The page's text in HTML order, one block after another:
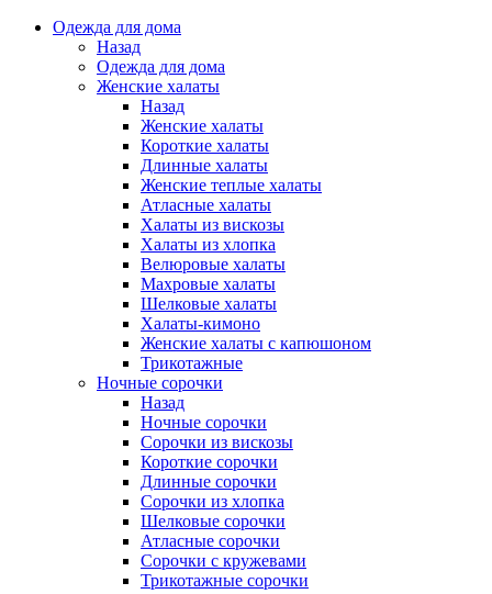
Одежда для дома
Назад
Одежда для дома
Женские халаты
Назад
Женские халаты
Короткие халаты
Длинные халаты
Женские теплые халаты
Атласные халаты
Халаты из вискозы
Халаты из хлопка
Велюровые халаты
Махровые халаты
Шелковые халаты
Халаты-кимоно
Женские халаты с капюшоном
Трикотажные
Ночные сорочки
Назад
Ночные сорочки
Сорочки из вискозы
Короткие сорочки
Длинные сорочки
Сорочки из хлопка
Шелковые сорочки
Атласные сорочки
Сорочки с кружевами
Трикотажные сорочки